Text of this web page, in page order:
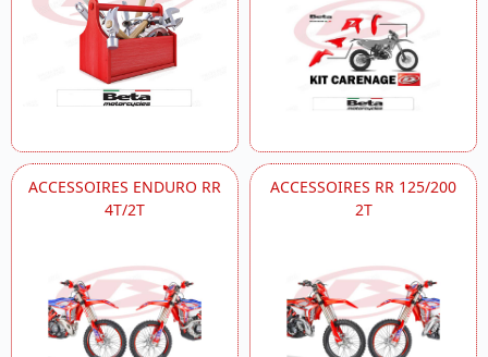
ACCESSOIRES ENDURO RR
4T/2T
ACCESSOIRES RR 125/200
2T